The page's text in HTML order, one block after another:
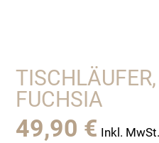
FUCHSIA
49,90 € Inkl.